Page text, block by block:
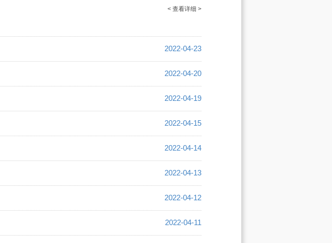
< 查看详细 >
2022-04-23
2022-04-20
2022-04-19
2022-04-15
2022-04-14
2022-04-13
2022-04-12
2022-04-11